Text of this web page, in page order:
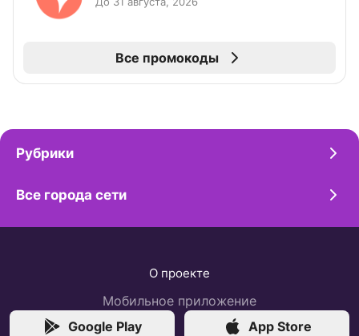
Все промокоды
Рубрики
Все города сети
О проекте
Мобильное приложение
Google Play
App Store